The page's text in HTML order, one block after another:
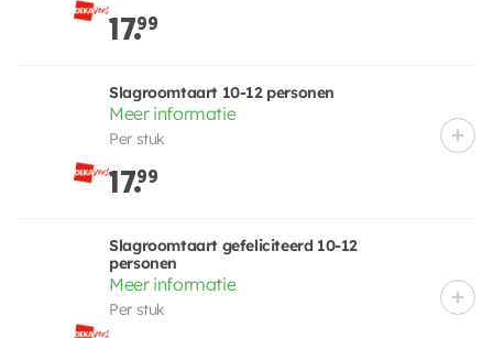
17.99
Slagroomtaart 10-12 personen
Meer informatie
Per stuk
17.99
Slagroomtaart gefeliciteerd 10-12
personen
Meer informatie
Per stuk